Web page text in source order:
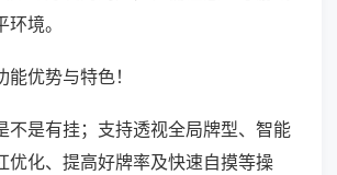
境。
优势与特色！
不是有挂；支持透视全局牌型、智能
优化、提高好牌率及快速自摸等操